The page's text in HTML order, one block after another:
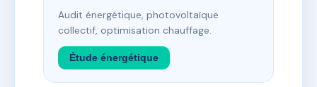
Audit énergétique, photovoltaïque
collectif, optimisation chauffage.
Étude énergétique